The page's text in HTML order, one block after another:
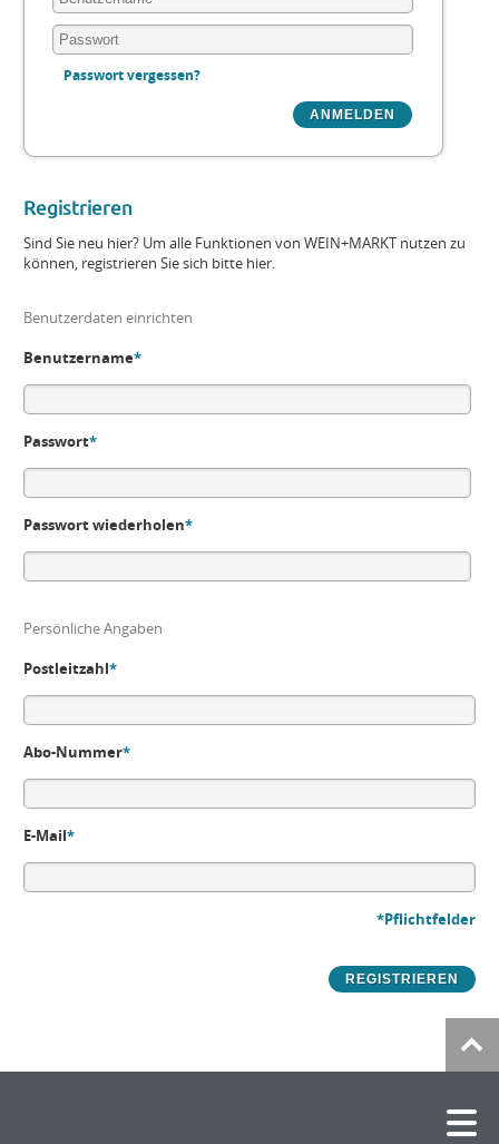
Passwort vergessen?
Registrieren
Sind Sie neu hier? Um alle Funktionen von WEIN+MARKT nutzen zu
können, registrieren Sie sich bitte hier.
Benutzerdaten einrichten
Benutzername*
Passwort*
Passwort wiederholen*
Persönliche Angaben
Postleitzahl*
Abo-Nummer*
E-Mail*
*Pflichtfelder